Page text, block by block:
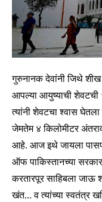
गुरुनानक देवांनी जिथे
आपल्या आयुष्याची शेवटची
त्यांनी शेवटचा श्वास
जेमतेम ४ किलोमीटर
आहे. आज इथे जायला
ऑफ पाकिस्तानच्या
करतारपूर साहिबला जाऊ
खंत… व त्यांच्या स्वतंत्र